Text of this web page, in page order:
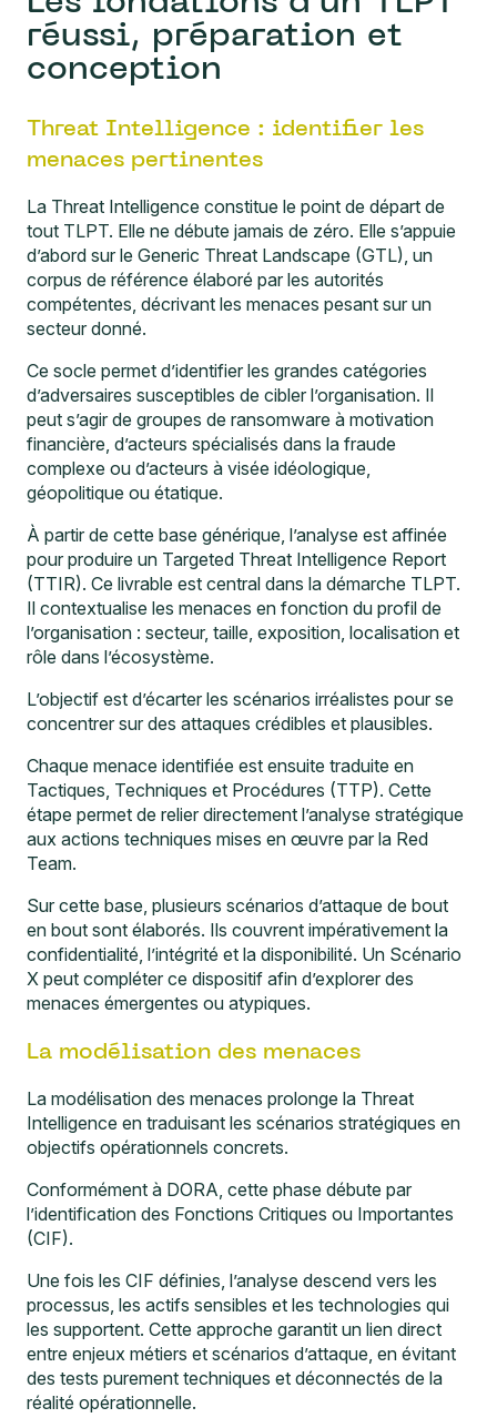
réussi, préparation et
conception
Threat Intelligence : identifier les
menaces pertinentes
La Threat Intelligence constitue le point de départ de
tout TLPT. Elle ne débute jamais de zéro. Elle s’appuie
d’abord sur le Generic Threat Landscape (GTL), un
corpus de référence élaboré par les autorités
compétentes, décrivant les menaces pesant sur un
secteur donné.
Ce socle permet d’identifier les grandes catégories
d’adversaires susceptibles de cibler l’organisation. Il
peut s’agir de groupes de ransomware à motivation
financière, d’acteurs spécialisés dans la fraude
complexe ou d’acteurs à visée idéologique,
géopolitique ou étatique.
À partir de cette base générique, l’analyse est affinée
pour produire un Targeted Threat Intelligence Report
(TTIR). Ce livrable est central dans la démarche TLPT.
Il contextualise les menaces en fonction du profil de
l’organisation : secteur, taille, exposition, localisation et
rôle dans l’écosystème.
L’objectif est d’écarter les scénarios irréalistes pour se
concentrer sur des attaques crédibles et plausibles.
Chaque menace identifiée est ensuite traduite en
Tactiques, Techniques et Procédures (TTP). Cette
étape permet de relier directement l’analyse stratégique
aux actions techniques mises en œuvre par la Red
Team.
Sur cette base, plusieurs scénarios d’attaque de bout
en bout sont élaborés. Ils couvrent impérativement la
confidentialité, l’intégrité et la disponibilité. Un Scénario
X peut compléter ce dispositif afin d’explorer des
menaces émergentes ou atypiques.
La modélisation des menaces
La modélisation des menaces prolonge la Threat
Intelligence en traduisant les scénarios stratégiques en
objectifs opérationnels concrets.
Conformément à DORA, cette phase débute par
l’identification des Fonctions Critiques ou Importantes
(CIF).
Une fois les CIF définies, l’analyse descend vers les
processus, les actifs sensibles et les technologies qui
les supportent. Cette approche garantit un lien direct
entre enjeux métiers et scénarios d’attaque, en évitant
des tests purement techniques et déconnectés de la
réalité opérationnelle.